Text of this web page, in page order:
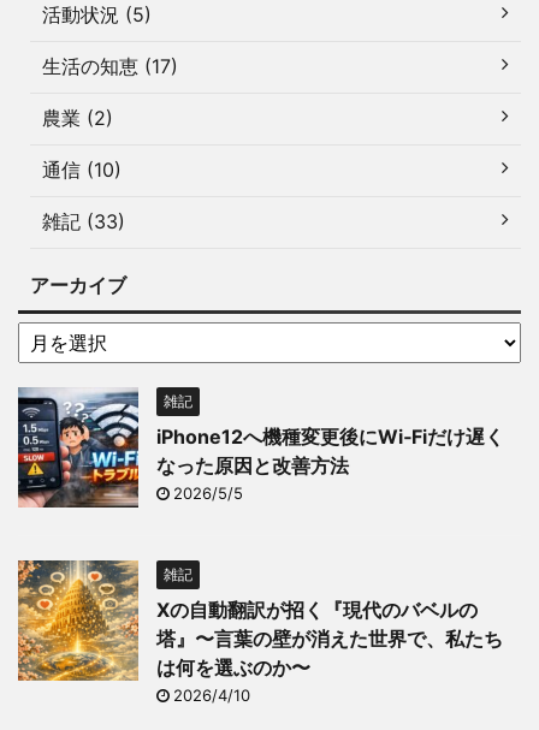
活動状況 (5)
生活の知恵 (17)
農業 (2)
通信 (10)
雑記 (33)
アーカイブ
雑記
iPhone12へ機種変更後にWi‑Fiだけ遅く
なった原因と改善方法
2026/5/5
雑記
Xの自動翻訳が招く『現代のバベルの
塔』〜言葉の壁が消えた世界で、私たち
は何を選ぶのか〜
2026/4/10